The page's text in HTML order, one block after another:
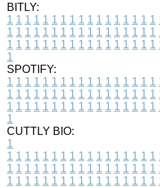
BITLY:
1 1 1 1 1 1 1 1 1 1 1 1 1 1 1 1 1
1 1 1 1 1 1 1 1 1 1 1 1 1 1 1 1 1
1 1 1 1 1 1 1 1 1 1 1 1 1 1 1 1 1
1
SPOTIFY:
1 1 1 1 1 1 1 1 1 1 1 1 1 1 1 1 1
1 1 1 1 1 1 1 1 1 1 1 1 1 1 1 1 1
1 1 1 1 1 1 1 1 1 1 1 1 1 1 1 1 1
1
CUTTLY BIO:
1
1 1 1 1 1 1 1 1 1 1 1 1 1 1 1 1 1
1 1 1 1 1 1 1 1 1 1 1 1 1 1 1 1 1
1 1 1 1 1 1 1 1 1 1 1 1 1 1 1 1 1